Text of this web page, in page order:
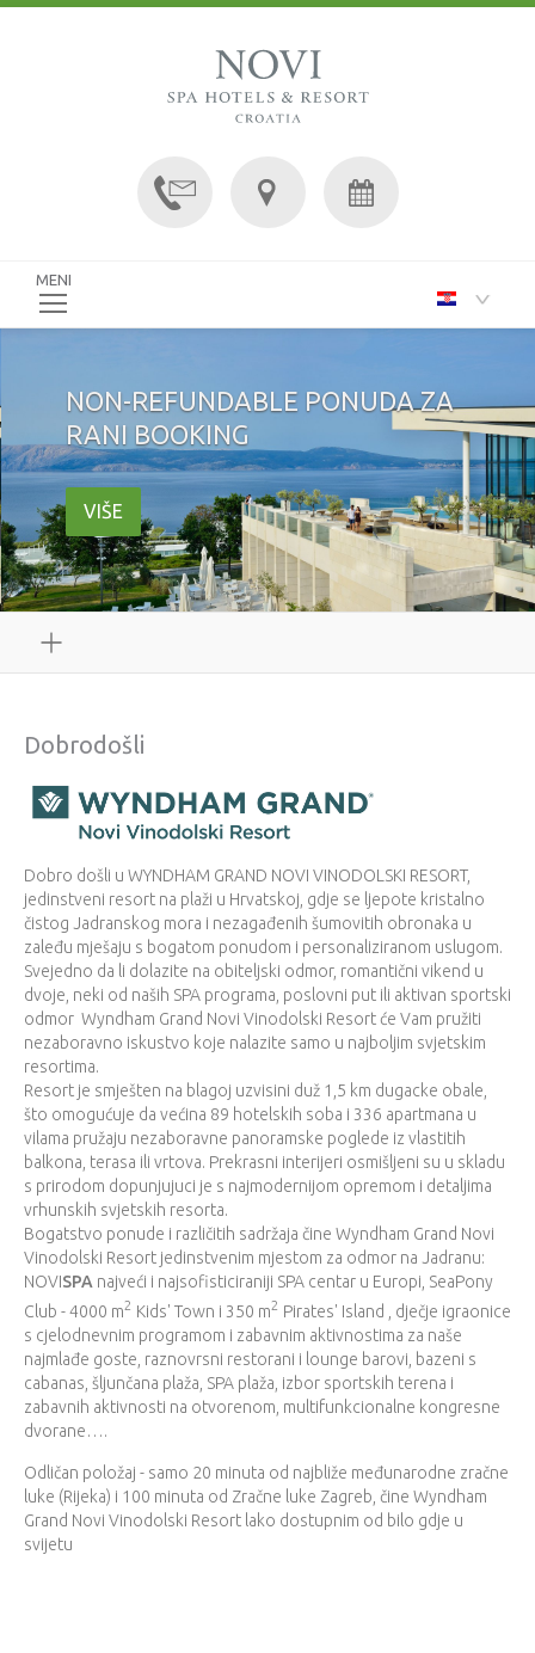
MENI
NON-REFUNDABLE PONUDA ZA
RANI BOOKING
VIŠE
Dobrodošli
Dobro došli u WYNDHAM GRAND NOVI VINODOLSKI RESORT,
jedinstveni resort na plaži u Hrvatskoj, gdje se ljepote kristalno
čistog Jadranskog mora i nezagađenih šumovitih obronaka u
zaleđu mješaju s bogatom ponudom i personaliziranom uslugom.
Svejedno da li dolazite na obiteljski odmor, romantični vikend u
dvoje, neki od naših SPA programa, poslovni put ili aktivan sportski
odmor Wyndham Grand Novi Vinodolski Resort će Vam pružiti
nezaboravno iskustvo koje nalazite samo u najboljim svjetskim
resortima.
Resort je smješten na blagoj uzvisini duž 1,5 km dugacke obale,
što omogućuje da većina 89 hotelskih soba i 336 apartmana u
vilama pružaju nezaboravne panoramske poglede iz vlastitih
balkona, terasa ili vrtova. Prekrasni interijeri osmišljeni su u skladu
s prirodom dopunjujuci je s najmodernijom opremom i detaljima
vrhunskih svjetskih resorta.
Bogatstvo ponude i različitih sadržaja čine Wyndham Grand Novi
Vinodolski Resort jedinstvenim mjestom za odmor na Jadranu:
NOVISPA najveći i najsofisticiraniji SPA centar u Europi, SeaPony
Club - 4000 m2 Kids' Town i 350 m2 Pirates' Island , dječje igraonice
s cjelodnevnim programom i zabavnim aktivnostima za naše
najmlađe goste, raznovrsni restorani i lounge barovi, bazeni s
cabanas, šljunčana plaža, SPA plaža, izbor sportskih terena i
zabavnih aktivnosti na otvorenom, multifunkcionalne kongresne
dvorane….
Odličan položaj - samo 20 minuta od najbliže međunarodne zračne
luke (Rijeka) i 100 minuta od Zračne luke Zagreb, čine Wyndham
Grand Novi Vinodolski Resort lako dostupnim od bilo gdje u
svijetu